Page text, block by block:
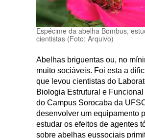
Espécime da abelha Bombus,
cientistas (Foto: Arquivo)
Abelhas briguentas ou, no
muito sociáveis. Foi esta a
que levou cientistas do
Biologia Estrutural e
do Campus Sorocaba da
desenvolver um equipamento
estudar os efeitos de agentes
sobre abelhas eussociais